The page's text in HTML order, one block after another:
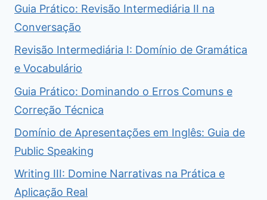
Guia Prático: Revisão Intermediária II na
Conversação
Revisão Intermediária I: Domínio de Gramática
e Vocabulário
Guia Prático: Dominando o Erros Comuns e
Correção Técnica
Domínio de Apresentações em Inglês: Guia de
Public Speaking
Writing III: Domine Narrativas na Prática e
Aplicação Real